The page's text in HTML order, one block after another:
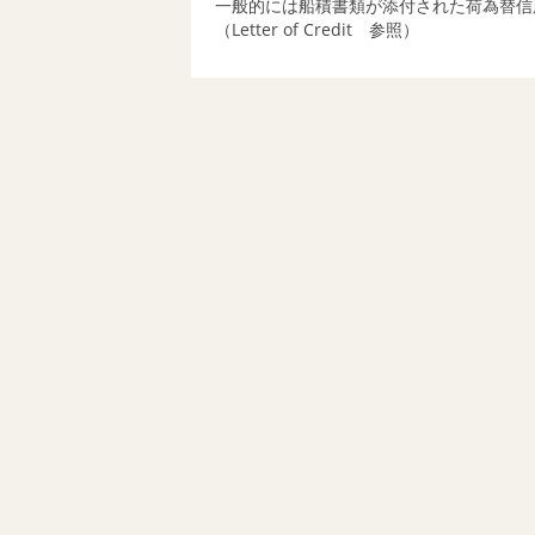
一般的には船積書類が添付された荷為替信
（Letter of Credit 参照）